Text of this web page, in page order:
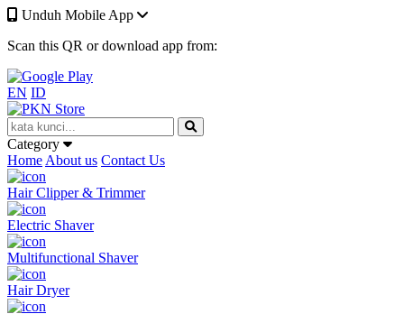
Unduh Mobile App
Scan this QR or download app from:
EN ID
Category
Home About us Contact Us
Hair Clipper & Trimmer
Electric Shaver
Multifunctional Shaver
Hair Dryer